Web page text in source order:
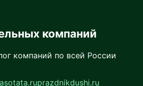
компаний
компаний по всей России
prazdnikdushi.ru